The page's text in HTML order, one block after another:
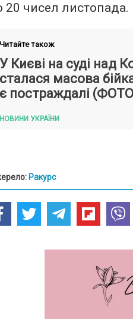
20 чисел листопада.
Читайте також
У Києві на суді над
сталася масова
є постраждалі
НОВИНИ УКРАЇНИ
Ракурс